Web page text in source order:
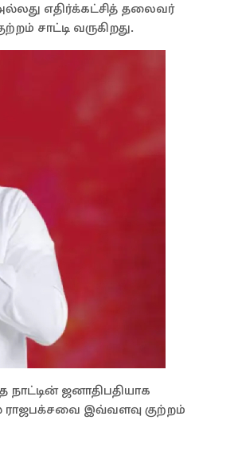
எதிர்க்கட்சித் தலைவர்
சாட்டி வருகிறது.
ஜனாதிபதியாக
ராஜபக்சவை இவ்வளவு குற்றம்